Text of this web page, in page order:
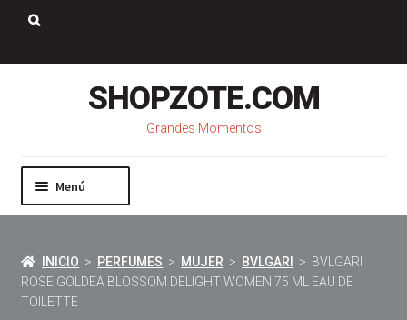
Saltar
navegación
Ir
contenido
SHOPZOTE.COM
Grandes Momentos
Menú
Mi cuenta
Carrito
INICIO > PERFUMES > MUJER > BVLGARI
> BVLGARI
ROSE GOLDEA BLOSSOM DELIGHT WOMEN 75 ML EAU DE
TOILETTE